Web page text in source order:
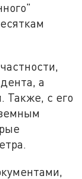
а
Также, с его